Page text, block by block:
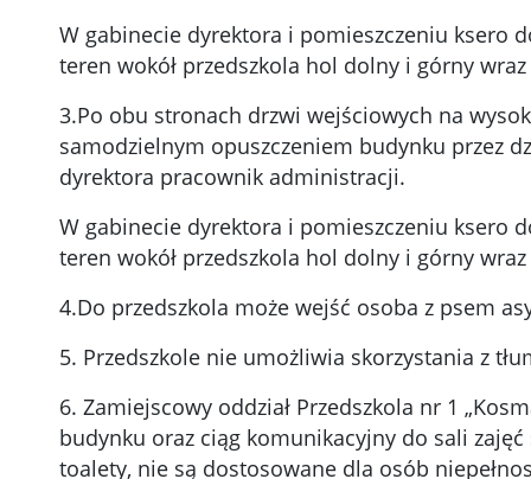
W gabinecie dyrektora i pomieszczeniu ksero
teren wokół przedszkola hol dolny i górny
3.Po obu stronach drzwi wejściowych na
samodzielnym opuszczeniem budynku przez
dyrektora pracownik administracji.
W gabinecie dyrektora i pomieszczeniu ksero
teren wokół przedszkola hol dolny i górny
4.Do przedszkola może wejść osoba z psem
5. Przedszkole nie umożliwia skorzystania z
6. Zamiejscowy oddział Przedszkola nr 1
budynku oraz ciąg komunikacyjny do sali
toalety, nie są dostosowane dla osób